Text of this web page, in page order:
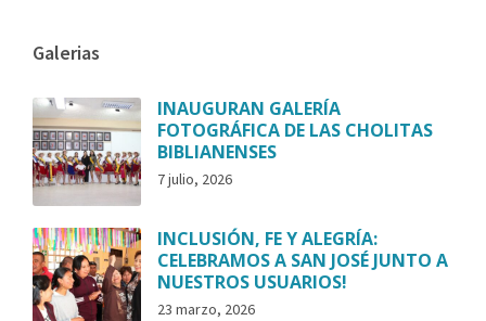
Galerias
INAUGURAN GALERÍA
FOTOGRÁFICA DE LAS CHOLITAS
BIBLIANENSES
7 julio, 2026
INCLUSIÓN, FE Y ALEGRÍA:
CELEBRAMOS A SAN JOSÉ JUNTO A
NUESTROS USUARIOS!
23 marzo, 2026